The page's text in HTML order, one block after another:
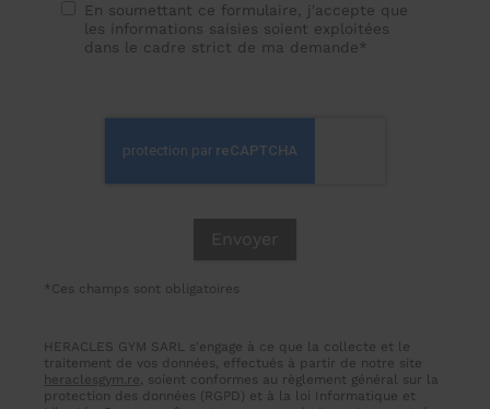
En soumettant ce formulaire, j'accepte que
les informations saisies soient exploitées
dans le cadre strict de ma demande*
*Ces champs sont obligatoires
HERACLES GYM SARL s'engage à ce que la collecte et le
traitement de vos données, effectués à partir de notre site
heraclesgym.re , soient conformes au règlement général sur la
protection des données (RGPD) et à la loi Informatique et